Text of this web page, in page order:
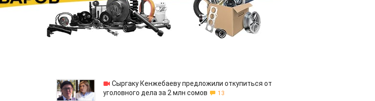
Сыргаку Кенжебаеву предложили откупиться от
уголовного дела за 2 млн сомов
13